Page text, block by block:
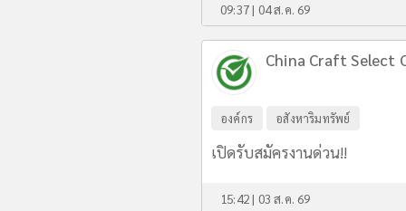
09:37 | 04 ส.ค. 69
China Craft Select
องค์กร อสังหาริมทรัพย์
เปิดรับสมัครงานด่วน!!
15:42 | 03 ส.ค. 69